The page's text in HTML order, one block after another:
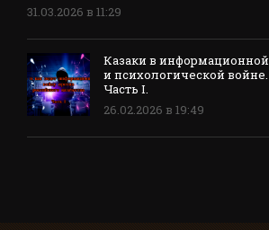
31.03.2026 в 11:29
Казаки в информационной
и психологической войне.
Часть I.
26.02.2026 в 19:49